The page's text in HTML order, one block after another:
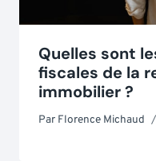
Quelles sont
fiscales de la
immobilier ?
Par Florence Michaud